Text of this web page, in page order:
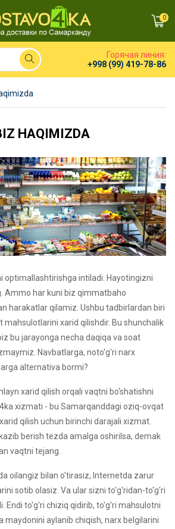
0
Горячая линия:
+998 (99) 419-78-86
HAQIMIZDA
optimallashtirishga intiladi. Hayotingizni
Ammo har kuni biz qimmatbaho
harakatlar qilamiz. Ushbu tadbirlardan biri
mahsulotlarini xarid qilishdir. Bu shunchalik
bu jarayonga necha daqiqa va soat
Navbatlarga, noto'g'ri narx
alternativa bormi?
xarid qilish orqali vaqtni bo'shatishni
xizmati - bu Samarqanddagi oziq-ovqat
qilish uchun birinchi darajali xizmat.
berish tezda amalga oshirilsa, demak
vaqtni tejang.
oilangiz bilan o'tirasiz, Internetda zarur
sotib olasiz. Va ular sizni to'g'ridan-to'g'ri
Endi to'g'ri chiziq qidirib, to'g'ri mahsulotni
maydonini aylanib chiqish, narx belgilarini